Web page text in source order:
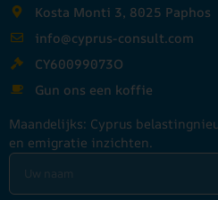
Kosta Monti 3, 8025 Paphos
info@cyprus-consult.com
CY60099073O
Gun ons een koffie
Maandelijks: Cyprus
en emigratie inzichten.